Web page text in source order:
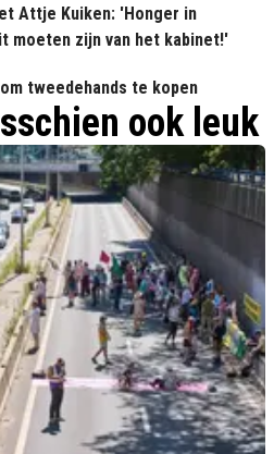
Attje Kuiken: 'Honger in
moeten zijn van het kabinet!'
tweedehands te kopen
ook leuk